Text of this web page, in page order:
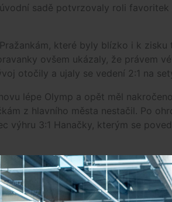
sadě potvrzovaly roli favoritek
které byly blízko i k zisku
ovšem ukázaly, že právem
otočily a ujaly se vedení 2:1 na
lépe Olymp a opět měl
z hlavního města nestačil. Po
výhru 3:1 Hanačky, kterým se
- PVK Olymp